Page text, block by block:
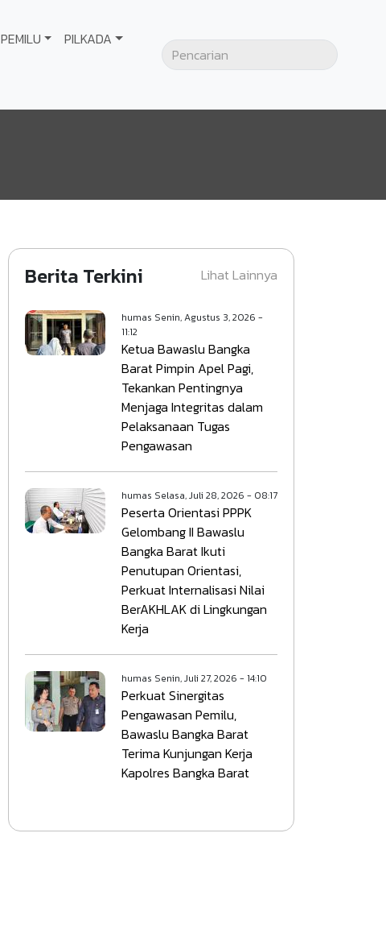
PEMILU
PILKADA
Berita Terkini
humas Senin, Agustus 3, 2026 -
11:12
Ketua Bawaslu Bangka
Barat Pimpin Apel Pagi,
Tekankan Pentingnya
Menjaga Integritas dalam
Pelaksanaan Tugas
Pengawasan
humas Selasa, Juli 28, 2026 - 08:17
Peserta Orientasi PPPK
Gelombang II Bawaslu
Bangka Barat Ikuti
Penutupan Orientasi,
Perkuat Internalisasi Nilai
BerAKHLAK di Lingkungan
Kerja
humas Senin, Juli 27, 2026 - 14:10
Perkuat Sinergitas
Pengawasan Pemilu,
Bawaslu Bangka Barat
Terima Kunjungan Kerja
Kapolres Bangka Barat
Lihat Lainnya